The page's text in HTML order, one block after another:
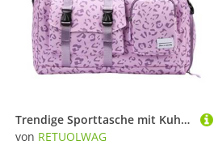
Trendige Sporttasche mit Kuh-Leopardenmuster, praktisches Oxford-Gewebe, mehrere Fächer, wasserabweisend, für Fitnessstudio, Schwimmen, Reisezubehör, wasserabweisend, Gepäcktasche, violett, Mass
von RETUOLWAG